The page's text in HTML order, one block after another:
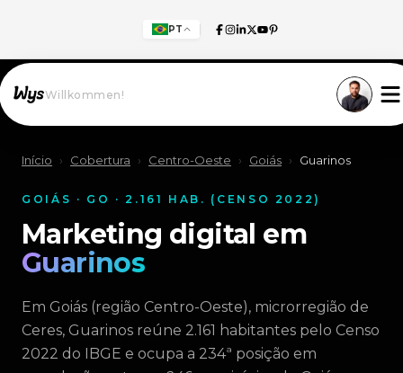
PT
Willkommen!
Início › Cobertura › Centro-Oeste › Goiás › Guarinos
GOIÁS · GO · 2.161 HAB. (CENSO 2022)
Marketing digital em
Guarinos
Em Goiás (região Centro-Oeste), microrregião de
Ceres, Guarinos reúne 2.161 habitantes pelo Censo
2022 do IBGE e ocupa a 234ª posição em